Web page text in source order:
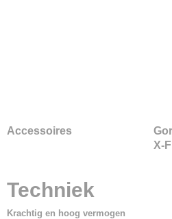
Accessoires
X-
Techniek
Krachtig en hoog vermogen